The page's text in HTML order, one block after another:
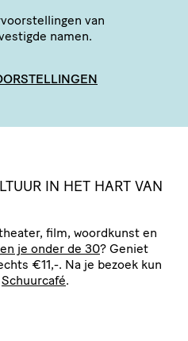
van
namen.
IN HET HART VAN
film, woordkunst en
je onder de 30? Geniet
€11,-. Na je bezoek kun
Schuurcafé.